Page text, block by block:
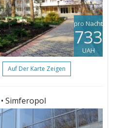
pro Nacht
733
UAH
Auf Der Karte Zeigen
• Simferopol